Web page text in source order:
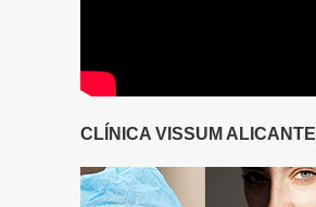
CLÍNICA VISSUM ALICANTE